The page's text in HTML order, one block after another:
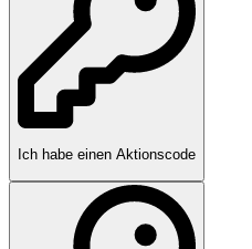
Ich habe einen Aktionscode